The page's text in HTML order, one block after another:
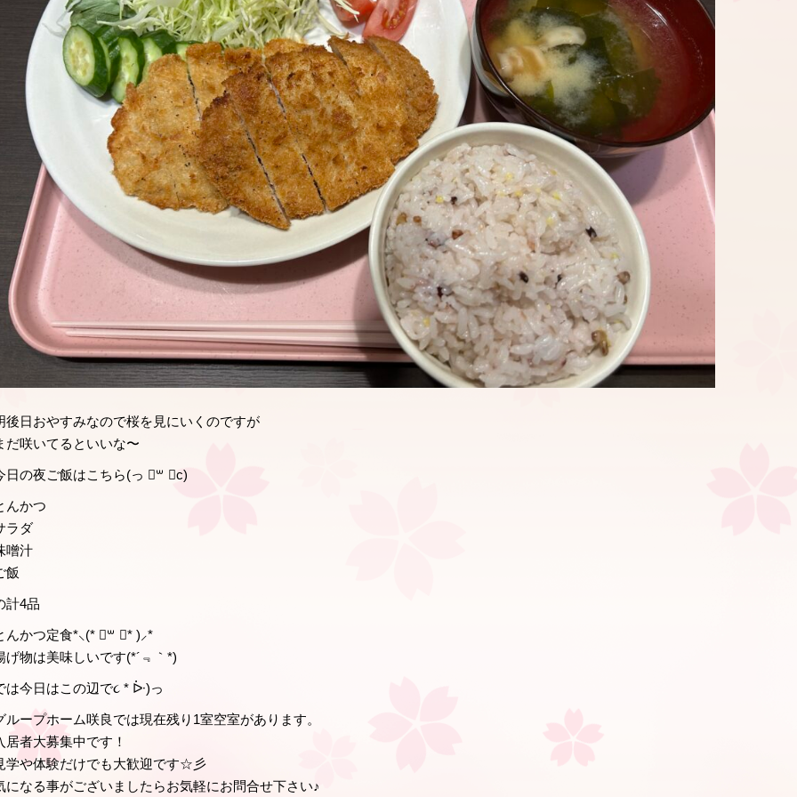
後日おやすみなので桜を見にいくのですが
だ咲いてるといいな〜
日の夜ご飯はこちら(っ ॑꒳ ॑c)
んかつ
ラダ
噌汁
飯
計4品
んかつ定食*⸜(* ॑꒳ ॑* )⸝*
げ物は美味しいです(*´﹃｀*)
は今日はこの辺で૮ * ᐕ)っ
ループホーム咲良では現在残り1室空室があります。
居者大募集中です！
学や体験だけでも大歓迎です☆彡
になる事がございましたらお気軽にお問合せ下さい♪